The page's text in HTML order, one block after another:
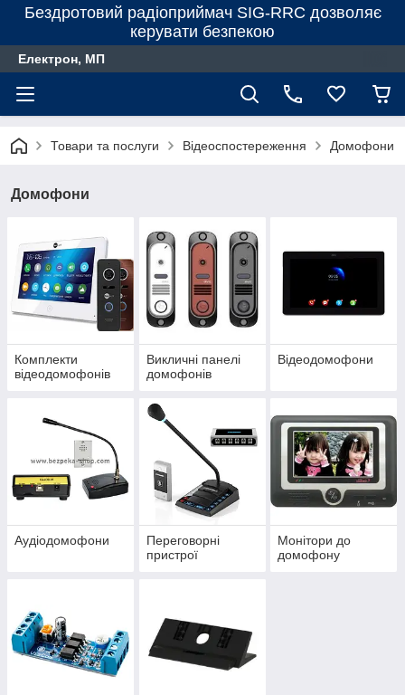
Бездротовий радіоприймач SIG-RRC дозволяє
керувати безпекою
Електрон, МП
Товари та послуги Відеоспостереження Домофони
Домофони
Комплекти
відеодомофонів
Викличні панелі
домофонів
Відеодомофони
Аудіодомофони
Переговорні
пристрої
Монітори до
домофону